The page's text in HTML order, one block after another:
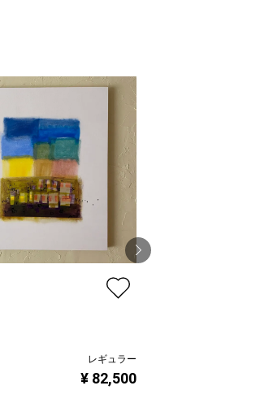
レギュラー
¥ 82,500